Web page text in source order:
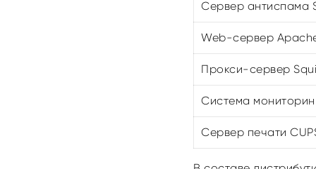
Сервер антиспама
Web-сервер
Прокси-сервер
Система
Сервер печати